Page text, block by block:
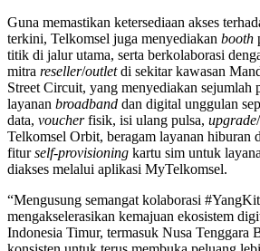
Guna memastikan ketersediaan akses
terkini, Telkomsel juga menyediakan booth
titik di jalur utama, serta berkolaborasi
mitra reseller/outletdi sekitar kawasan
Street Circuit, yang menyediakan sejumlah
layanan broadband dan digital unggulan
data, voucherfisik, isi ulang pulsa, upgrade
Telkomsel Orbit, beragam layanan hiburan
fiturself-provisioning kartu sim untuk
diakses melalui aplikasi MyTelkomsel.
“Mengusung semangat kolaborasi
mengakselerasikan kemajuan ekosistem
Indonesia Timur, termasuk Nusa Tenggara